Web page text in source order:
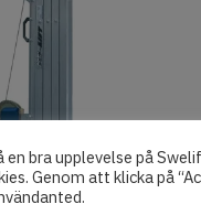
en bra upplevelse på
Genom att klicka på